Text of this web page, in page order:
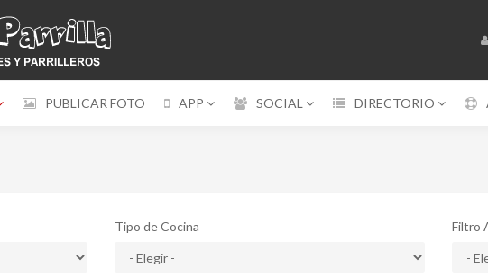
PUBLICAR FOTO APP SOCIAL DIRECTORIO
Tipo de Cocina Filtro